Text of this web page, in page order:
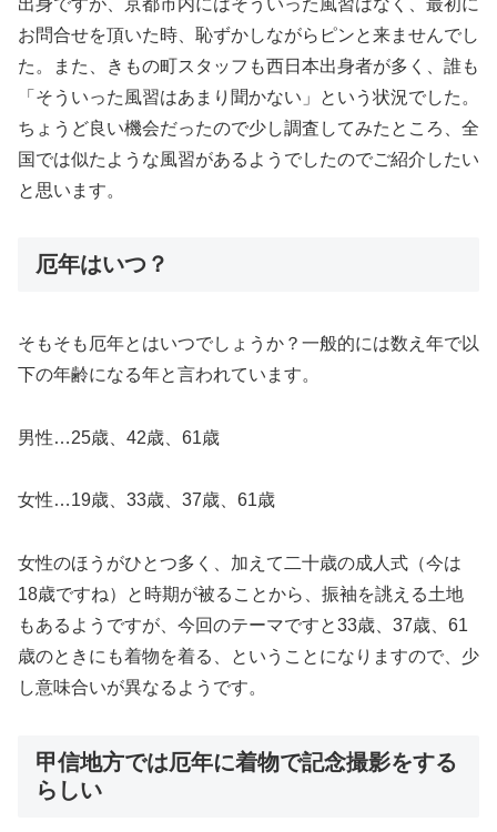
お問合せを頂いた時、恥ずかしながらピンと来ませんでし
た。また、きもの町スタッフも西日本出身者が多く、誰も
「そういった風習はあまり聞かない」という状況でした。
ちょうど良い機会だったので少し調査してみたところ、全
国では似たような風習があるようでしたのでご紹介したい
と思います。
厄年はいつ？
そもそも厄年とはいつでしょうか？一般的には数え年で以
下の年齢になる年と言われています。
男性…25歳、42歳、61歳
女性…19歳、33歳、37歳、61歳
女性のほうがひとつ多く、加えて二十歳の成人式（今は
18歳ですね）と時期が被ることから、振袖を誂える土地
もあるようですが、今回のテーマですと33歳、37歳、61
歳のときにも着物を着る、ということになりますので、少
し意味合いが異なるようです。
甲信地方では厄年に着物で記念撮影をする
らしい